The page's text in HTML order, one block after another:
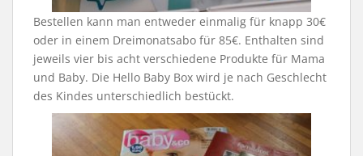
Bestellen kann man entweder einmalig für knapp 30€
oder in einem Dreimonatsabo für 85€. Enthalten sind
jeweils vier bis acht verschiedene Produkte für Mama
und Baby. Die Hello Baby Box wird je nach Geschlecht
des Kindes unterschiedlich bestückt.